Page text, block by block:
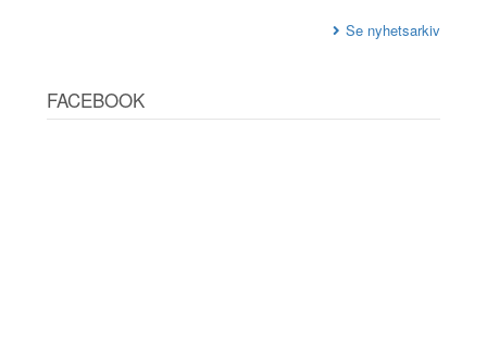
Se nyhetsarkiv
FACEBOOK